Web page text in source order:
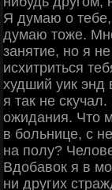
Я думаю о тебе,
думаю тоже.
занятие, но я
исхитриться
худший уик энд
я так не
ожидания. Что
в больнице, с
на полу?
Вдобавок я в
ни других